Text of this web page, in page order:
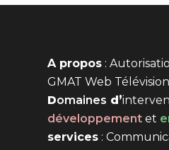
A propos :
GMAT Web
Domaines d’
développement et
services :